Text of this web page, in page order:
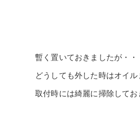
暫く置いておきましたが・・
どうしても外した時はオイ
取付時には綺麗に掃除してお